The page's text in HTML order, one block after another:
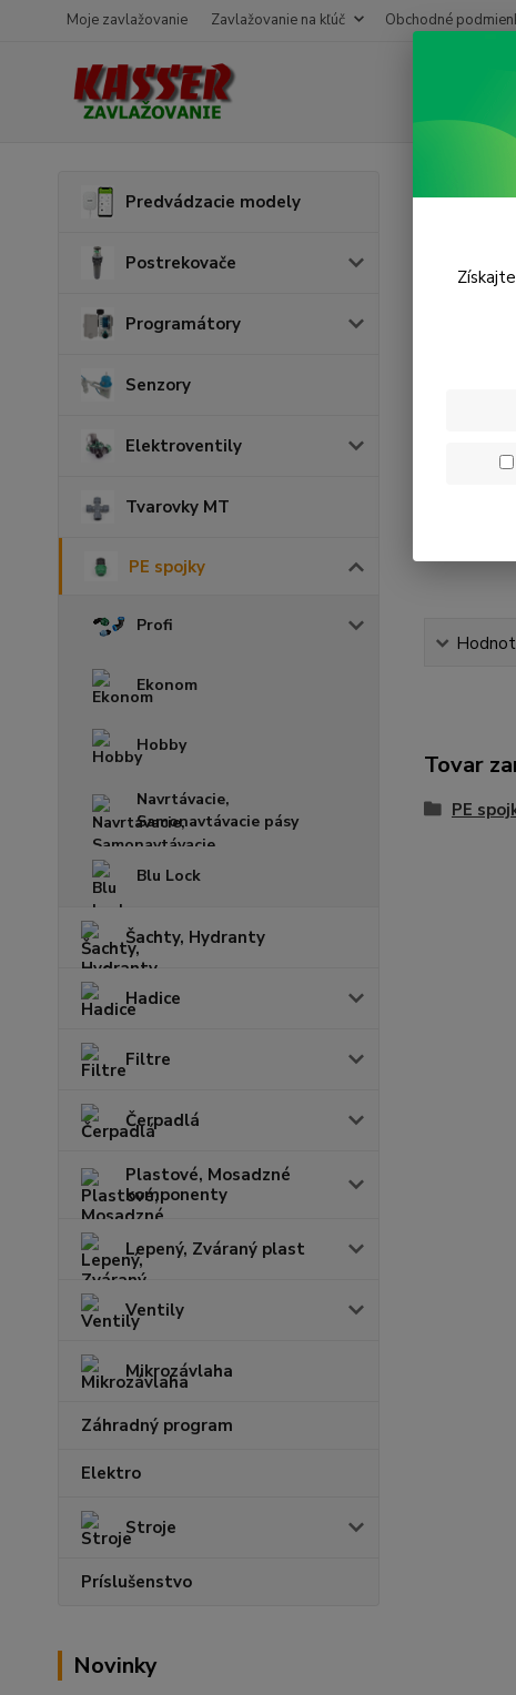
Moje zavlažovanie Zavlažovanie na kľúč Obchodné
Predvádzacie modely
Postrekovače
Programátory
Senzory
Elektroventily
Tvarovky MT
PE spojky
Profi
Ekonom
Hobby
Navrtávacie,
Samonavtávacie pásy
Blu Lock
Šachty, Hydranty
Hadice
Filtre
Čerpadlá
Plastové, Mosadzné
komponenty
Lepený, Zváraný plast
Ventily
Mikrozávlaha
Záhradný program
Elektro
Stroje
Príslušenstvo
Novinky
Tovar
PE